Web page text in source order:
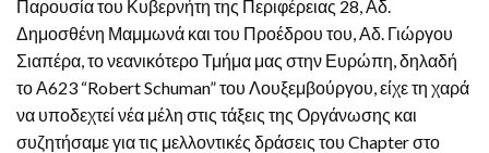
Παρουσία του Κυβερνήτη της Περιφέρειας 28, Αδ.
Δημοσθένη Μαμμωνά και του Προέδρου του, Αδ. Γιώργου
Σιαπέρα, το νεανικότερο Τμήμα μας στην Ευρώπη, δηλαδή
το Α623 “Robert Schuman” του Λουξεμβούργου, είχε τη χαρά
να υποδεχτεί νέα μέλη στις τάξεις της Οργάνωσης και
συζητήσαμε για τις μελλοντικές δράσεις του Chapter στο